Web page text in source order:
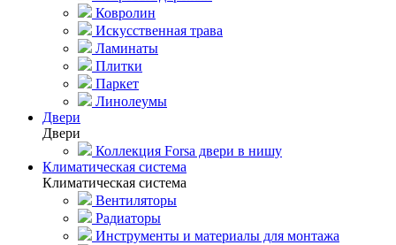
Ковролин
Искусственная трава
Ламинаты
Плитки
Паркет
Линолеумы
Двери
Двери
Коллекция Forsa двери в нишу
Климатическая система
Климатическая система
Вентиляторы
Радиаторы
Инструменты и материалы для монтажа